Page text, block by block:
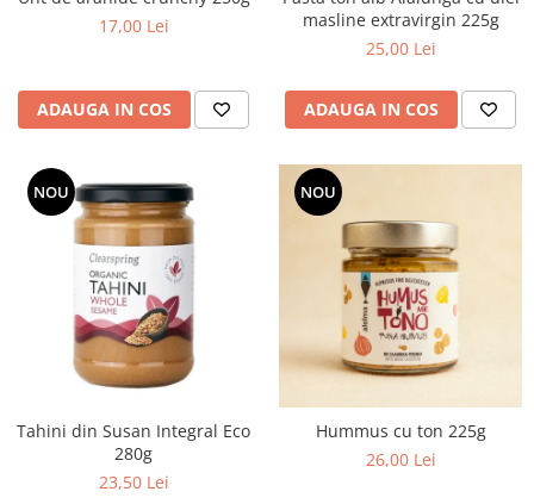
17,00 Lei
ADAUGA IN COS
masline extravirgin 225g
25,00 Lei
ADAUGA IN COS
NOU
Tahini din Susan Integral Eco
280g
23,50 Lei
NOU
Hummus cu ton 225g
26,00 Lei